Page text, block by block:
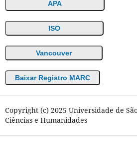
APA
ISO
Vancouver
Baixar Registro MARC
Copyright (c) 2025 Universidade de
Ciências e Humanidades